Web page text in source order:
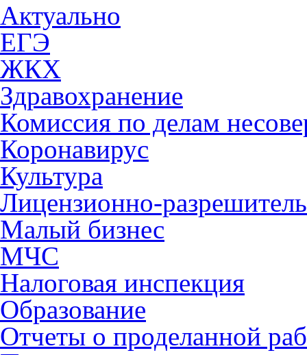
Актуально
ЕГЭ
ЖКХ
Здравохранение
Комиссия по делам
Коронавирус
Культура
Лицензионно-
Малый бизнес
МЧС
Налоговая инспекция
Образование
Отчеты о проделанной